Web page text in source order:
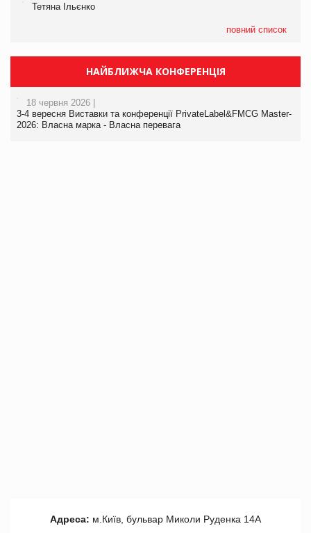
Тетяна Ільєнко
повний список
НАЙБЛИЖЧА КОНФЕРЕНЦІЯ
18 червня 2026 |
3-4 вересня Виставки та конференції PrivateLabel&FMCG Master-
2026: Власна марка - Власна перевага
Адреса: м.Київ, бульвар Миколи Руденка 14А